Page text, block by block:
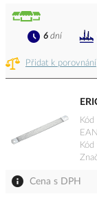
Přidat k porovnání
6 dní
EAN
Cena s DPH